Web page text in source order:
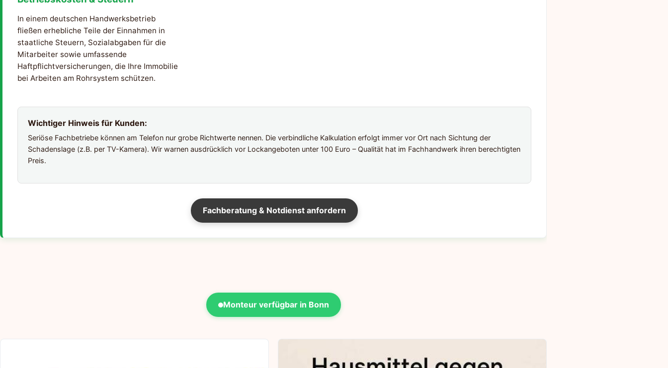
In einem deutschen Handwerksbetrieb
fließen erhebliche Teile der Einnahmen in
staatliche Steuern, Sozialabgaben für die
Mitarbeiter sowie umfassende
Haftpflichtversicherungen, die Ihre Immobilie
bei Arbeiten am Rohrsystem schützen.
Wichtiger Hinweis für Kunden:
Seriöse Fachbetriebe können am Telefon nur grobe Richtwerte nennen. Die verbindliche Kalkulation erfolgt immer vor Ort nach Sichtung der
Schadenslage (z.B. per TV-Kamera). Wir warnen ausdrücklich vor Lockangeboten unter 100 Euro – Qualität hat im Fachhandwerk ihren berechtigten
Preis.
Fachberatung & Notdienst anfordern
Monteur verfügbar in Bonn